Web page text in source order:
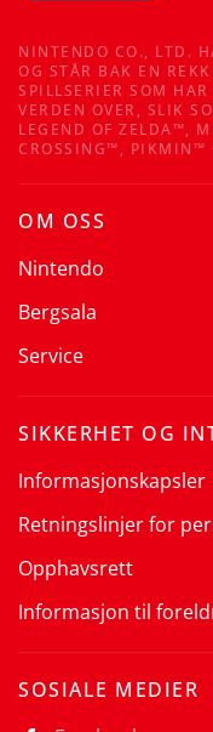
NINTENDO CO., LTD.
OG STÅR BAK EN
SPILLSERIER SOM
VERDEN OVER, SLIK
LEGEND OF ZELDA™,
CROSSING™, PIKMIN™
OM OSS
Nintendo
Bergsala
Service
SIKKERHET OG
Informasjonskapsler
Retningslinjer for
Opphavsrett
Informasjon til
SOSIALE MEDIER